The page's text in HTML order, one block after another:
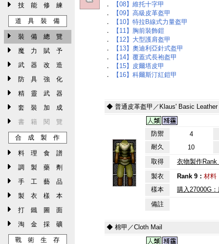
技 能 修 練
道 具 裝 備
裝 備 總 覽
魔 力 賦 予
武 器 改 造
防 具 強 化
精 靈 武 器
套 裝 加 成
書 籍 閱 覽
合 成 製 作
料 理 食 譜
調 製 藥 劑
手 工 藝 品
製 衣 樣 本
打 鐵 圖 面
淘 金 採 礦
戰 術 生 存
．
【08】維托十字甲
．
【09】高級皮革盔甲
．
【10】特拉B線式力量盔甲
．
【11】胸前裝飾鎧
．
【12】大型護肩盔甲
．
【13】奧迪利亞針式盔甲
．
【14】覆蓋式長袍盔甲
．
【15】皮爾塔皮甲
．
【16】科爾斯汀紅鎧甲
◆ 普通皮革盔甲／Klaus' Basic Leather
防禦
4
耐久
10
取得
衣物製作Rank
製衣
Rank 9： 材料
樣本
購入27000G
備註
◆ 棉甲／Cloth Mail